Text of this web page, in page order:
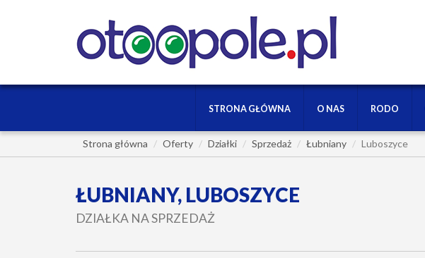
STRONA GŁÓWNA O NAS RODO
Strona główna Oferty Działki Sprzedaż Łubniany Luboszyce
ŁUBNIANY, LUBOSZYCE
DZIAŁKA NA SPRZEDAŻ